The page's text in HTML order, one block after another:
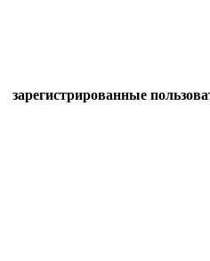
зарегистрированные